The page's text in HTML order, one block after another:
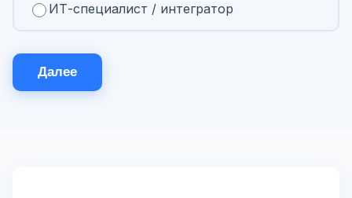
ИТ-специалист / интегратор
Далее